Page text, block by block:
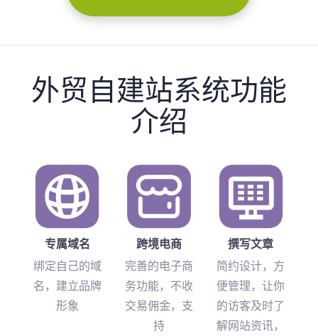
外贸自建站系统功能
介绍
专属域名
绑定自己的域
名，建立品牌
形象
跨境电商
完善的电子商
务功能，不收
交易佣金，支
持
撰写文章
简约设计，方
便管理，让你
的访客及时了
解网站资讯，